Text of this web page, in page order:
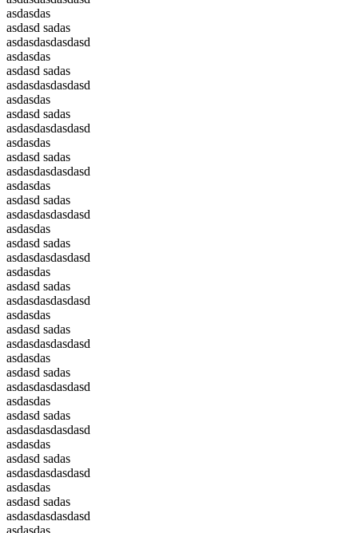
asdasdas
asdasd sadas
asdasdasdasdasd
asdasdas
asdasd sadas
asdasdasdasdasd
asdasdas
asdasd sadas
asdasdasdasdasd
asdasdas
asdasd sadas
asdasdasdasdasd
asdasdas
asdasd sadas
asdasdasdasdasd
asdasdas
asdasd sadas
asdasdasdasdasd
asdasdas
asdasd sadas
asdasdasdasdasd
asdasdas
asdasd sadas
asdasdasdasdasd
asdasdas
asdasd sadas
asdasdasdasdasd
asdasdas
asdasd sadas
asdasdasdasdasd
asdasdas
asdasd sadas
asdasdasdasdasd
asdasdas
asdasd sadas
asdasdasdasdasd
asdasdas